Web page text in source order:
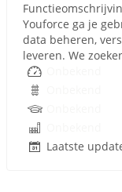
Youforce ga je
data beheren,
leveren. We
Laatste